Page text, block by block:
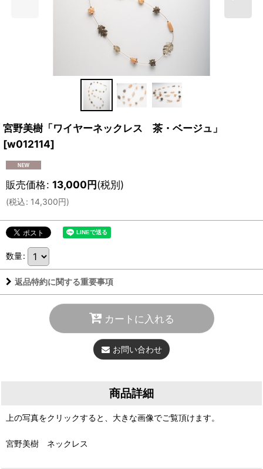
宮野美樹「ワイヤーネックレス 茶・ベージュ」
[w012114]
販売価格: 13,000円(税別)
(税込: 14,300円)
数量:
返品特約に関する重要事項
カートに入れる
お問い合わせ
商品詳細
上の写真をクリックすると、大きな画像でご覧頂けます。
宮野美樹 ネックレス